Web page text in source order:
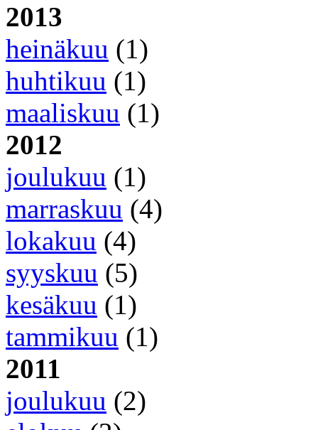
2013
heinäkuu (1)
huhtikuu (1)
maaliskuu (1)
2012
joulukuu (1)
marraskuu (4)
lokakuu (4)
syyskuu (5)
kesäkuu (1)
tammikuu (1)
2011
joulukuu (2)